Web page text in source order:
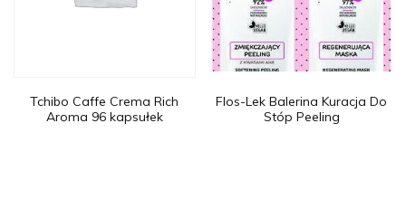
Tchibo Caffe Crema Rich
Aroma 96 kapsułek
Flos-Lek Balerina Kuracja Do
Stóp Peeling